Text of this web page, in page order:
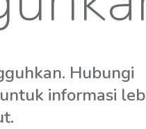
Hubungi
informasi